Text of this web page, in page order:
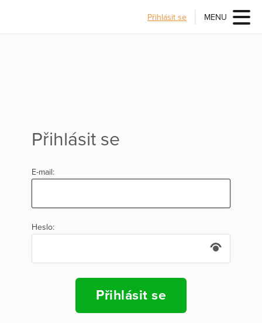
Přihlásit se MENU
Přihlásit se
E-mail:
Heslo:
Přihlásit se